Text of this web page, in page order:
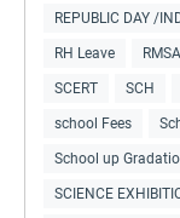
REPUBLIC DAY /
RH Leave RMSA
SCERT SCH
school Fees
School up
SCIENCE